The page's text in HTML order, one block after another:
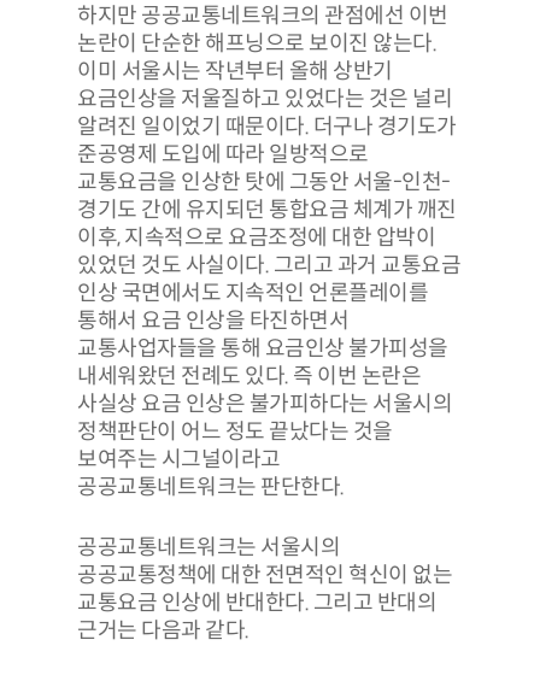
하지만 공공교통네트워크의 관점에선 이번
논란이 단순한 해프닝으로 보이진 않는다.
이미 서울시는 작년부터 올해 상반기
요금인상을 저울질하고 있었다는 것은 널리
알려진 일이었기 때문이다. 더구나 경기도가
준공영제 도입에 따라 일방적으로
교통요금을 인상한 탓에 그동안 서울-인천-
경기도 간에 유지되던 통합요금 체계가 깨진
이후, 지속적으로 요금조정에 대한 압박이
있었던 것도 사실이다. 그리고 과거 교통요금
인상 국면에서도 지속적인 언론플레이를
통해서 요금 인상을 타진하면서
교통사업자들을 통해 요금인상 불가피성을
내세워왔던 전례도 있다. 즉 이번 논란은
사실상 요금 인상은 불가피하다는 서울시의
정책판단이 어느 정도 끝났다는 것을
보여주는 시그널이라고
공공교통네트워크는 판단한다.
공공교통네트워크는 서울시의
공공교통정책에 대한 전면적인 혁신이 없는
교통요금 인상에 반대한다. 그리고 반대의
근거는 다음과 같다.